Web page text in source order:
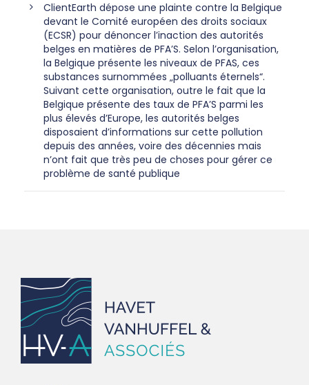
ClientEarth dépose une plainte contre la Belgique
devant le Comité européen des droits sociaux
(ECSR) pour dénoncer l’inaction des autorités
belges en matières de PFA’S. Selon l’organisation,
la Belgique présente les niveaux de PFAS, ces
substances surnommées „polluants éternels“.
Suivant cette organisation, outre le fait que la
Belgique présente des taux de PFA’S parmi les
plus élevés d’Europe, les autorités belges
disposaient d’informations sur cette pollution
depuis des années, voire des décennies mais
n’ont fait que très peu de choses pour gérer ce
problème de santé publique